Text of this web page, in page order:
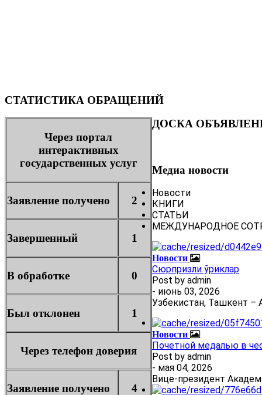
СТАТИСТИКА ОБРАЩЕНИЙ
Через портал
интерактивных
государственных услуг
Заявление получено 2
Завершенный 1
В обработке 0
Был отклонен 1
Через телефон доверия
Заявление получено 4
ДОСКА
Медиа новости
Новости
КНИГИ
СТАТЬИ
МЕЖДУНАРОДНОЕ
Новости
Сюрпризли ўриклар
Post by admin
- июнь 03, 2026
Узбекистан, Ташкент –
Новости
Почетной медалью в
Post by admin
- мая 04, 2026
Вице-президент